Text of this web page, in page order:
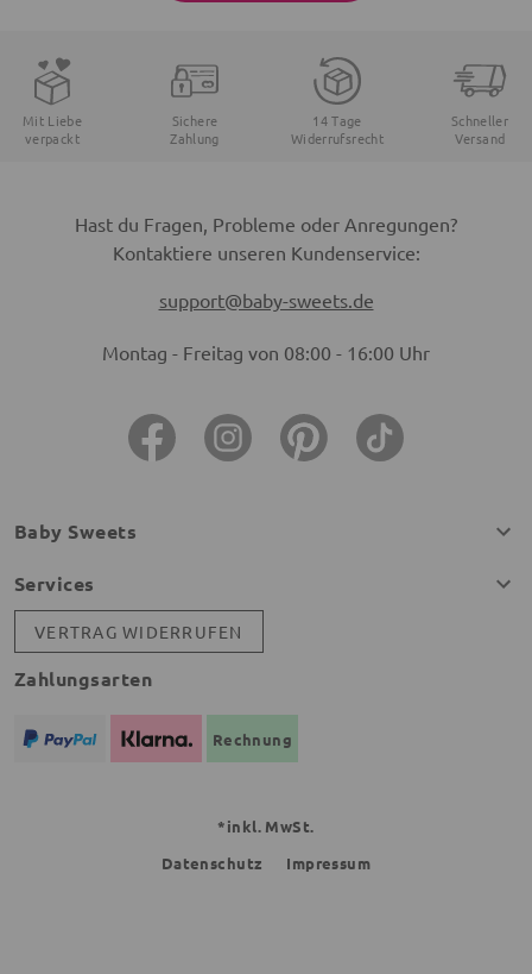
Mit Liebe
verpackt
Sichere
Zahlung
14 Tage
Widerrufsrecht
Schneller
Versand
Hast du Fragen, Probleme oder Anregungen?
Kontaktiere unseren Kundenservice:
support@baby-sweets.de
Montag - Freitag von 08:00 - 16:00 Uhr
Baby Sweets
Services
VERTRAG WIDERRUFEN
Zahlungsarten
Rechnung
*inkl. MwSt.
Datenschutz
Impressum